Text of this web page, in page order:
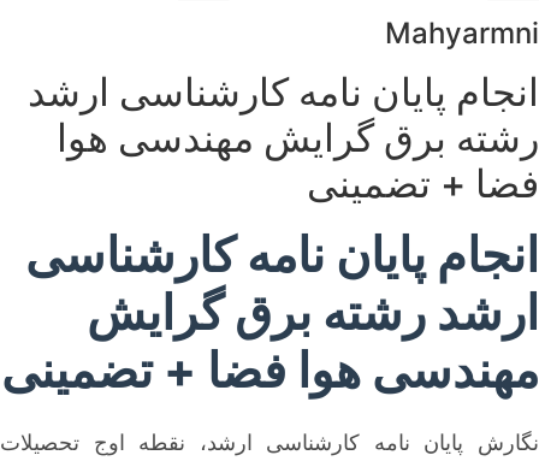
Mahyarmni
انجام پایان نامه کارشناسی ارشد
رشته برق گرایش مهندسی هوا
فضا + تضمینی
انجام پایان نامه کارشناسی
ارشد رشته برق گرایش
مهندسی هوا فضا + تضمینی
نگارش پایان نامه کارشناسی ارشد، نقطه اوج تحصیلات